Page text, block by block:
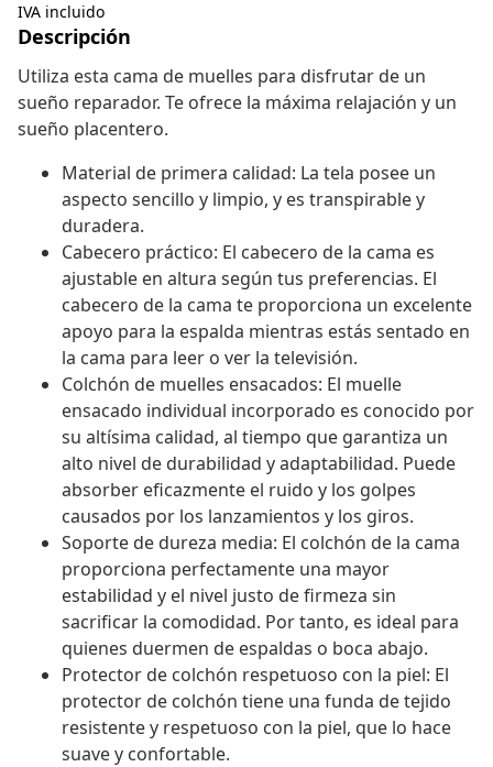
IVA incluido
Descripción
Utiliza esta cama de muelles para disfrutar de un
sueño reparador. Te ofrece la máxima relajación y un
sueño placentero.
Material de primera calidad: La tela posee un
aspecto sencillo y limpio, y es transpirable y
duradera.
Cabecero práctico: El cabecero de la cama es
ajustable en altura según tus preferencias. El
cabecero de la cama te proporciona un excelente
apoyo para la espalda mientras estás sentado en
la cama para leer o ver la televisión.
Colchón de muelles ensacados: El muelle
ensacado individual incorporado es conocido por
su altísima calidad, al tiempo que garantiza un
alto nivel de durabilidad y adaptabilidad. Puede
absorber eficazmente el ruido y los golpes
causados por los lanzamientos y los giros.
Soporte de dureza media: El colchón de la cama
proporciona perfectamente una mayor
estabilidad y el nivel justo de firmeza sin
sacrificar la comodidad. Por tanto, es ideal para
quienes duermen de espaldas o boca abajo.
Protector de colchón respetuoso con la piel: El
protector de colchón tiene una funda de tejido
resistente y respetuoso con la piel, que lo hace
suave y confortable.